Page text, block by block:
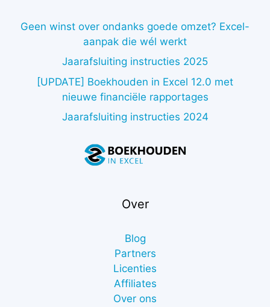
Geen winst over ondanks goede omzet? Excel-
aanpak die wél werkt
Jaarafsluiting instructies 2025
[UPDATE] Boekhouden in Excel 12.0 met
nieuwe financiële rapportages
Jaarafsluiting instructies 2024
Over
Blog
Partners
Licenties
Affiliates
Over ons